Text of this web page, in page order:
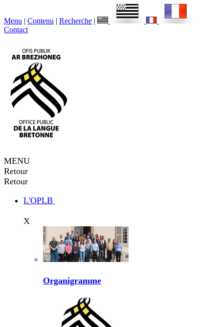
Menu | Contenu | Recherche |
Contact
MENU
Retour
Retour
L'OPLB
X
Organigramme